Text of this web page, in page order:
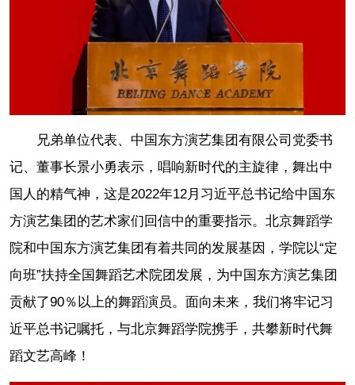
兄弟单位代表、中国东方演艺集团有限公司党委书
记、董事长景小勇表示，唱响新时代的主旋律，舞出中
国人的精气神，这是2022年12月习近平总书记给中国东
方演艺集团的艺术家们回信中的重要指示。北京舞蹈学
院和中国东方演艺集团有着共同的发展基因，学院以“定
向班”扶持全国舞蹈艺术院团发展，为中国东方演艺集团
贡献了90％以上的舞蹈演员。面向未来，我们将牢记习
近平总书记嘱托，与北京舞蹈学院携手，共攀新时代舞
蹈文艺高峰！